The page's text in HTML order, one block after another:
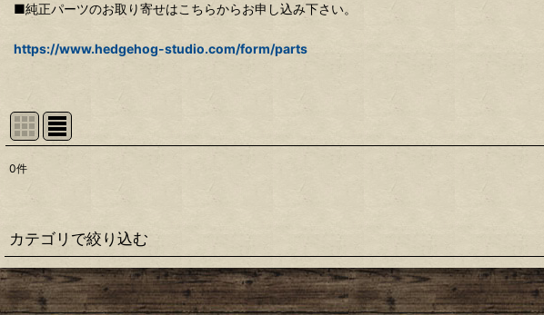
■純正パーツのお取り寄せはこちらからお申し込み下さい。
https://www.hedgehog-studio.com/form/parts
並び順
0件
カテゴリで絞り込む
【シマノ】22ステラ［STELLA］対応 カスタムパーツ